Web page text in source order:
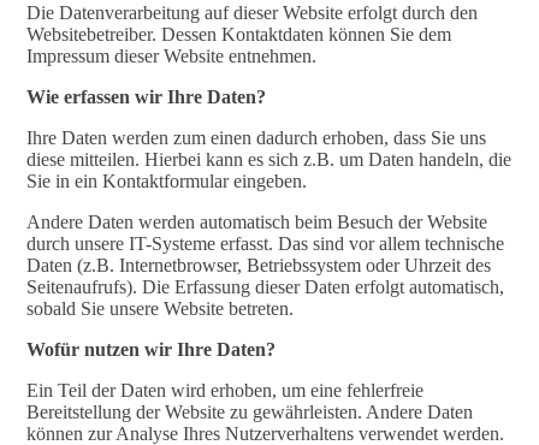
Die Datenverarbeitung auf dieser Website erfolgt durch den
Websitebetreiber. Dessen Kontaktdaten können Sie dem
Impressum dieser Website entnehmen.
Wie erfassen wir Ihre Daten?
Ihre Daten werden zum einen dadurch erhoben, dass Sie uns
diese mitteilen. Hierbei kann es sich z.B. um Daten handeln, die
Sie in ein Kontaktformular eingeben.
Andere Daten werden automatisch beim Besuch der Website
durch unsere IT-Systeme erfasst. Das sind vor allem technische
Daten (z.B. Internetbrowser, Betriebssystem oder Uhrzeit des
Seitenaufrufs). Die Erfassung dieser Daten erfolgt automatisch,
sobald Sie unsere Website betreten.
Wofür nutzen wir Ihre Daten?
Ein Teil der Daten wird erhoben, um eine fehlerfreie
Bereitstellung der Website zu gewährleisten. Andere Daten
können zur Analyse Ihres Nutzerverhaltens verwendet werden.